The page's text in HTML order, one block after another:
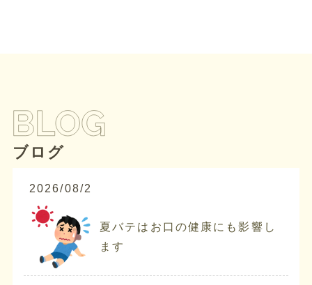
ブログ
2026/08/2
夏バテはお口の健康にも影響し
ます